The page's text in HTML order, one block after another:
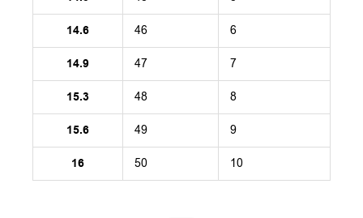
14.6 46 6
14.9 47 7
15.3 48 8
15.6 49 9
16 50 10